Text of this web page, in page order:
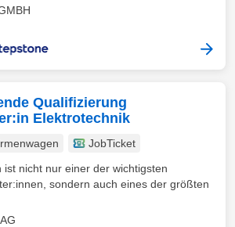
Qualifizierung
Elektrotechnik
JobTicket
ist nicht nur einer der wichtigsten
sondern auch eines der größten